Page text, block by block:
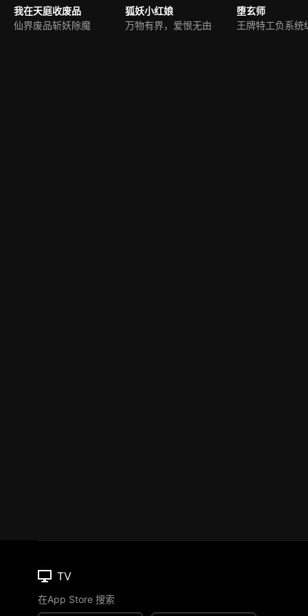
我在天庭收废品
仙界废品斩妖除魔
狐妖小红娘
万物有界，爱恨无由
堕玄师
TV
在App Store 搜索